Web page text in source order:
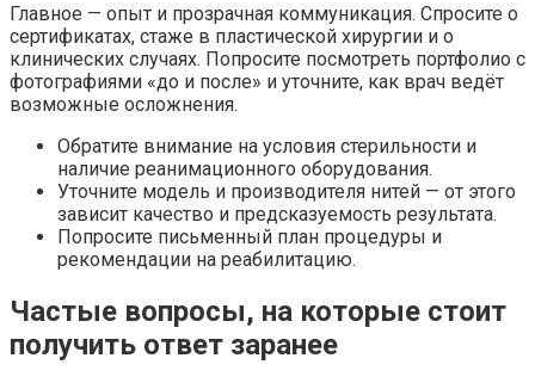
Главное — опыт и прозрачная коммуникация. Спросите о
сертификатах, стаже в пластической хирургии и о
клинических случаях. Попросите посмотреть портфолио с
фотографиями «до и после» и уточните, как врач ведёт
возможные осложнения.
Обратите внимание на условия стерильности и
наличие реанимационного оборудования.
Уточните модель и производителя нитей — от этого
зависит качество и предсказуемость результата.
Попросите письменный план процедуры и
рекомендации на реабилитацию.
Частые вопросы, на которые стоит
получить ответ заранее